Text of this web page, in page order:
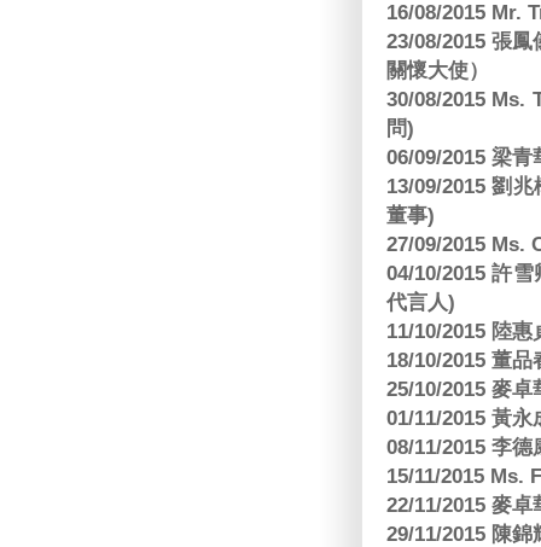
16/08/2015 Mr.
23/08/2015 張
關懷大使）
30/08/2015 Ms.
問)
06/09/2015 梁
13/09/2015 劉
董事)
27/09/2015 Ms.
04/10/2015 許
代言人)
11/10/2015 陸
18/10/2015 董
25/10/2015 麥
01/11/2015 黃
08/11/2015 李
15/11/2015 Ms.
22/11/2015 麥
29/11/2015 陳